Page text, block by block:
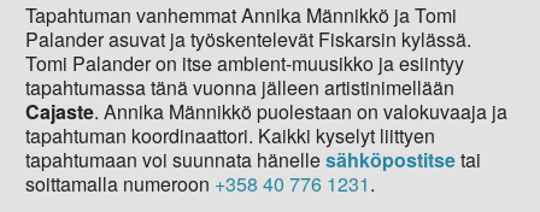
Tapahtuman vanhemmat Annika Männikkö ja Tomi
Palander asuvat ja työskentelevät Fiskarsin kylässä.
Tomi Palander on itse ambient-muusikko ja esiintyy
tapahtumassa tänä vuonna jälleen artistinimellään
Cajaste. Annika Männikkö puolestaan on valokuvaaja ja
tapahtuman koordinaattori. Kaikki kyselyt liittyen
tapahtumaan voi suunnata hänellesähköpostitsetai
soittamalla numeroon +358 40 776 1231.